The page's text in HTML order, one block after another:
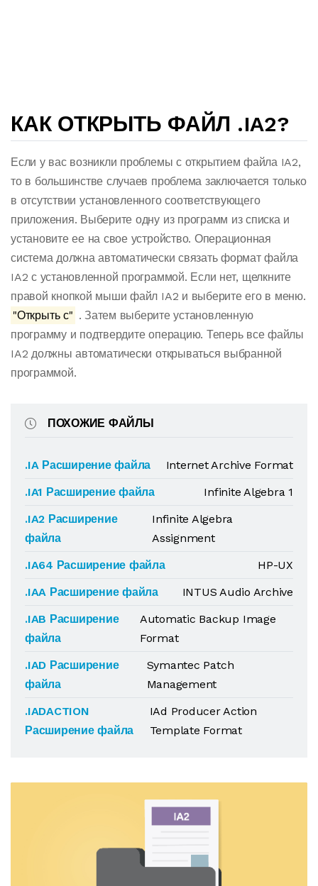
КАК ОТКРЫТЬ ФАЙЛ .IA2?
Если у вас возникли проблемы с открытием файла IA2,
то в большинстве случаев проблема заключается только
в отсутствии установленного соответствующего
приложения. Выберите одну из программ из списка и
установите ее на свое устройство. Операционная
система должна автоматически связать формат файла
IA2 с установленной программой. Если нет, щелкните
правой кнопкой мыши файл IA2 и выберите его в меню.
"Открыть с" . Затем выберите установленную
программу и подтвердите операцию. Теперь все файлы
IA2 должны автоматически открываться выбранной
программой.
ПОХОЖИЕ ФАЙЛЫ
.IA Расширение файла
Internet Archive Format
.IA1 Расширение файла
Infinite Algebra 1
.IA2 Расширение
файла
Infinite Algebra
Assignment
.IA64 Расширение файла
HP-UX
.IAA Расширение файла
INTUS Audio Archive
.IAB Расширение
файла
Automatic Backup Image
Format
.IAD Расширение
файла
Symantec Patch
Management
.IADACTION
Расширение файла
IAd Producer Action
Template Format